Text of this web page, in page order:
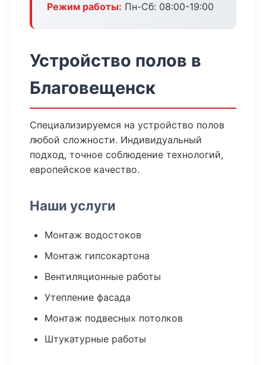
Режим работы: Пн-Сб: 08:00-19:00
Устройство полов в
Благовещенск
Специализируемся на устройство полов
любой сложности. Индивидуальный
подход, точное соблюдение технологий,
европейское качество.
Наши услуги
Монтаж водостоков
Монтаж гипсокартона
Вентиляционные работы
Утепление фасада
Монтаж подвесных потолков
Штукатурные работы